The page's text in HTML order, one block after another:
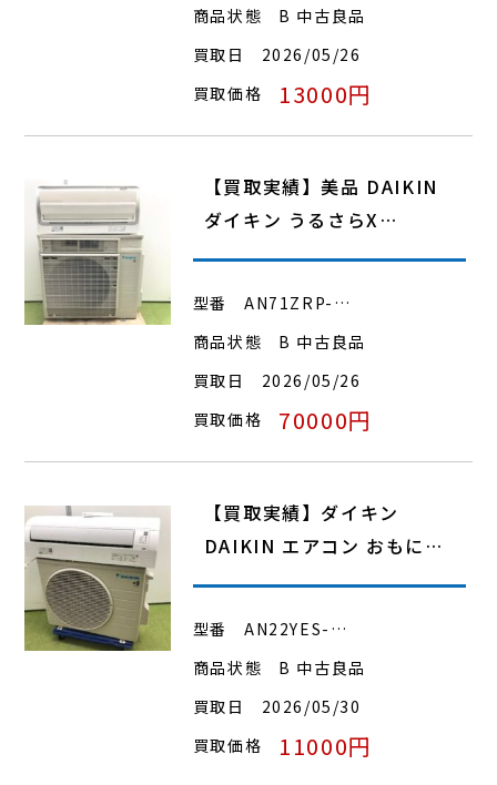
商品状態
B 中古良品
買取日
2026/05/26
買取価格
13000円
【買取実績】美品 DAIKIN
ダイキン うるさらX…
型番
AN71ZRP-…
商品状態
B 中古良品
買取日
2026/05/26
買取価格
70000円
【買取実績】ダイキン
DAIKIN エアコン おもに…
型番
AN22YES-…
商品状態
B 中古良品
買取日
2026/05/30
買取価格
11000円